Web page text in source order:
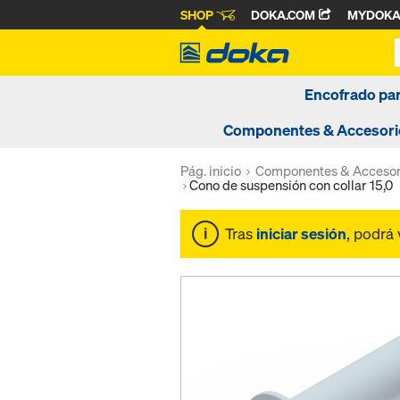
SHOP DOKA.COM MYDOKA
Encofrado
Componentes &
Pág. inicio
Componentes &
Cono de suspensión con collar 15,0
Tras iniciar sesión, podrá